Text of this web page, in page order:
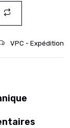
VPC - Expédition